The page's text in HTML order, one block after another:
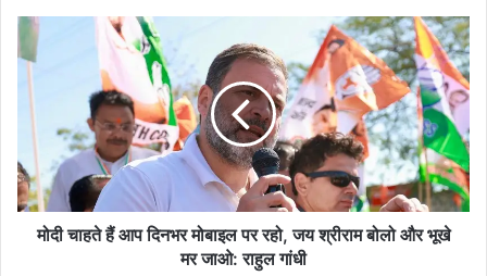
मोदी
चाहते
पर
रहो,
जय
श्रीराममोदी चाहते हैं आप दिनभर मोबाइल पर रहो, जय श्रीराम बोलो और भूखे
मर जाओ: राहुल गांधी